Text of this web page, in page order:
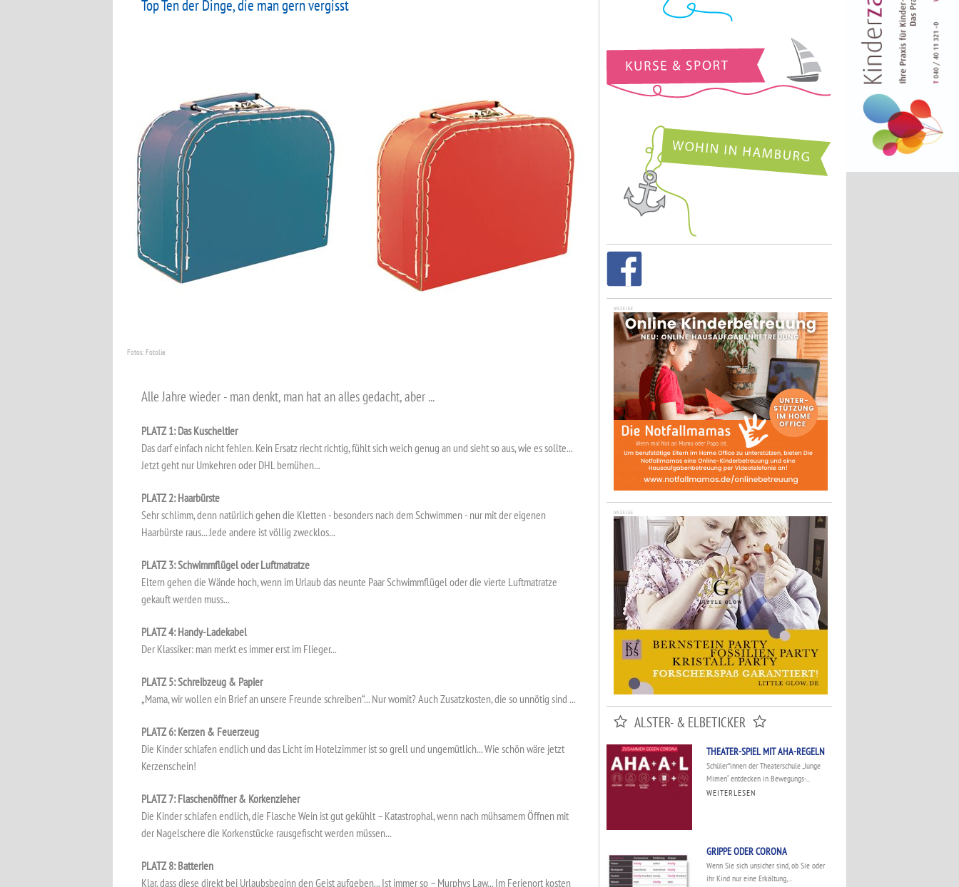
Top Ten der Dinge, die man gern vergisst
Fotos: Fotolia
Alle Jahre wieder - man denkt, man hat an alles gedacht, aber ...
PLATZ 1: Das Kuscheltier
Das darf einfach nicht fehlen. Kein Ersatz riecht richtig, fühlt sich weich genug an und sieht so aus, wie es sollte...
Jetzt geht nur Umkehren oder DHL bemühen...
PLATZ 2: Haarbürste
Sehr schlimm, denn natürlich gehen die Kletten - besonders nach dem Schwimmen - nur mit der eigenen
Haarbürste raus... Jede andere ist völlig zwecklos...
PLATZ 3: Schwimmflügel oder Luftmatratze
Eltern gehen die Wände hoch, wenn im Urlaub das neunte Paar Schwimmflügel oder die vierte Luftmatratze
gekauft werden muss...
PLATZ 4: Handy-Ladekabel
Der Klassiker: man merkt es immer erst im Flieger...
PLATZ 5: Schreibzeug & Papier
„Mama, wir wollen ein Brief an unsere Freunde schreiben“... Nur womit? Auch Zusatzkosten, die so unnötig sind ...
PLATZ 6: Kerzen & Feuerzeug
Die Kinder schlafen endlich und das Licht im Hotelzimmer ist so grell und ungemütlich... Wie schön wäre jetzt
Kerzenschein!
PLATZ 7: Flaschenöffner & Korkenzieher
Die Kinder schlafen endlich, die Flasche Wein ist gut gekühlt – Katastrophal, wenn nach mühsamem Öffnen mit
der Nagelschere die Korkenstücke rausgefischt werden müssen...
PLATZ 8: Batterien
Klar, dass diese direkt bei Urlaubsbeginn den Geist aufgeben... Ist immer so – Murphys Law... Im Ferienort kosten
Kurse und Sport
Wohin in Hamburg
ANZEIGE
ANZEIGE
ALSTER- & ELBETICKER
THEATER-SPIEL MIT AHA-REGELN
Schüler*innen der Theaterschule „Junge
Mimen“ entdecken in Bewegungs-...
WEITERLESEN
GRIPPE ODER CORONA
Wenn Sie sich unsicher sind, ob Sie oder
ihr Kind nur eine Erkältung,...